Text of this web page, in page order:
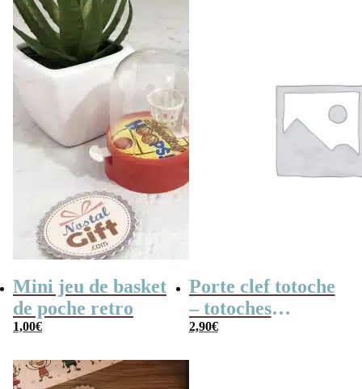
pyramide –
Inspiré de
Wonderful
Waterfuls
Mini jeu de basket
de poche retro
1,00€
Porte clef totoche
– totoches
translucides
2,90€